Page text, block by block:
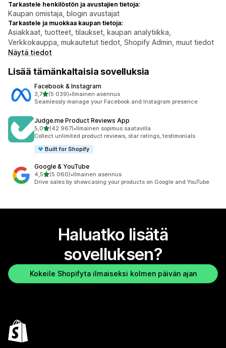
Tarkastele henkilöstön ja avustajien tietoja:
Kaupan omistaja, blogin avustajat
Tarkastele ja muokkaa kaupan tietoja:
Asiakkaat, tuotteet, tilaukset, kaupan analytiikka,
Verkkokauppa, mukautetut tiedot, Shopify Admin, muut tiedot
Näytä tiedot
Lisää tämänkaltaisia sovelluksia
Facebook & Instagram
3,7/ 5 tähteä
(5 039)
5039 arvostelua yhteensä
•Ilmainen asennus
Seamlessly manage your Facebook and Instagram presence
Judge.me Product Reviews App
5,0/ 5 tähteä
(42 967)
42967 arvostelua yhteensä
•Ilmainen sopimus saatavilla
Collect unlimited product reviews, star ratings, testimonials
Built for Shopify
Google & YouTube
4,5/ 5 tähteä
(5 060)
5060 arvostelua yhteensä
•Ilmainen asennus
Drive sales by showcasing your products on Google and YouTube
Haluatko lisätä
sovelluksen?
Kokeile Shopifyta ilmaiseksi kolmen päivän ajan